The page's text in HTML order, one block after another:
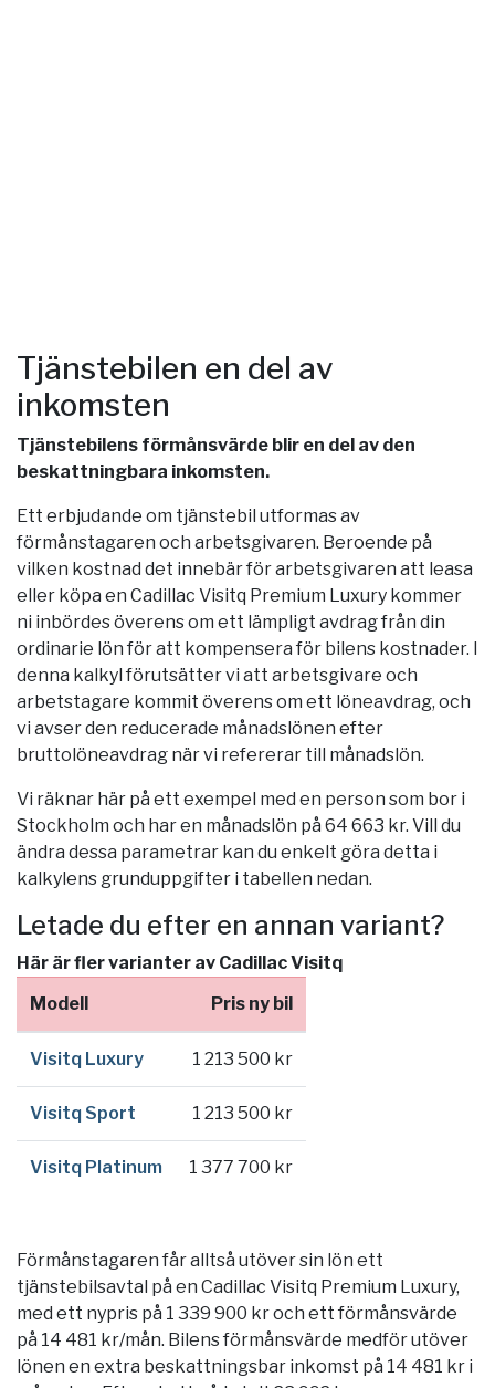
Tjänstebilen en del av
inkomsten
Tjänstebilens förmånsvärde blir en del av den
beskattningbara inkomsten.
Ett erbjudande om tjänstebil utformas av
förmånstagaren och arbetsgivaren. Beroende på
vilken kostnad det innebär för arbetsgivaren att leasa
eller köpa en Cadillac Visitq Premium Luxury kommer
ni inbördes överens om ett lämpligt avdrag från din
ordinarie lön för att kompensera för bilens kostnader. I
denna kalkyl förutsätter vi att arbetsgivare och
arbetstagare kommit överens om ett löneavdrag, och
vi avser den reducerade månadslönen efter
bruttolöneavdrag när vi refererar till månadslön.
Vi räknar här på ett exempel med en person som bor i
Stockholm och har en månadslön på 64 663 kr. Vill du
ändra dessa parametrar kan du enkelt göra detta i
kalkylens grunduppgifter i tabellen nedan.
Letade du efter en annan variant?
Här är fler varianter av Cadillac Visitq
Modell
Pris ny bil
Visitq Luxury 1 213 500 kr
Visitq Sport 1 213 500 kr
Visitq Platinum 1 377 700 kr
Förmånstagaren får alltså utöver sin lön ett
tjänstebilsavtal på en Cadillac Visitq Premium Luxury,
med ett nypris på 1 339 900 kr och ett förmånsvärde
på 14 481 kr/mån. Bilens förmånsvärde medför utöver
lönen en extra beskattningsbar inkomst på 14 481 kr i